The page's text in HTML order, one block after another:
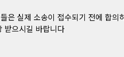
은 실제 소송이 접수되기 전에 합의
받으시길 바랍니다